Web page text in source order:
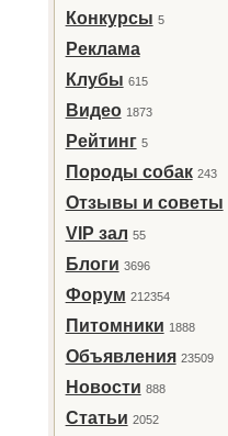
Конкурсы 5
Реклама
Клубы 615
Видео 1873
Рейтинг 5
Породы собак 243
Отзывы и советы
VIP зал 55
Блоги 3696
Форум 212354
Питомники 1888
Объявления 23509
Новости 888
Статьи 2052